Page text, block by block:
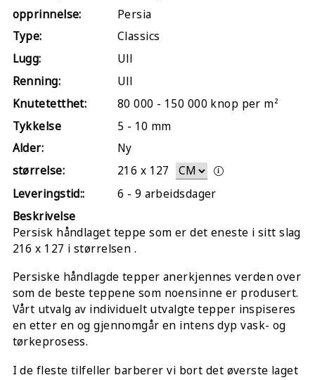
opprinnelse:
Persia
Type:
Classics
Lugg:
Ull
Renning:
Ull
Knutetetthet:
80 000 - 150 000 knop per m²
Tykkelse
5 - 10 mm
Alder:
Ny
størrelse:
216 x 127
Leveringstid::
6 - 9 arbeidsdager
Beskrivelse
Persisk håndlaget teppe som er det eneste i sitt slag
216 x 127 i størrelsen .
Persiske håndlagde tepper anerkjennes verden over
som de beste teppene som noensinne er produsert.
Vårt utvalg av individuelt utvalgte tepper inspiseres
en etter en og gjennomgår en intens dyp vask- og
tørkeprosess.
I de fleste tilfeller barberer vi bort det øverste laget